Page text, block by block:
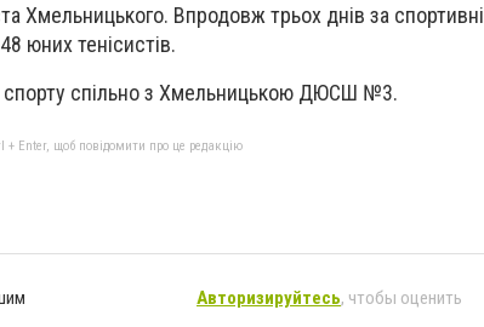
Хмельницького. Впродовж трьох днів за спортивні
юних тенісистів.
спорту спільно з Хмельницькою ДЮСШ №3.
+ Enter, щоб повідомити про це редакцію
Авторизируйтесь, чтобы оценить